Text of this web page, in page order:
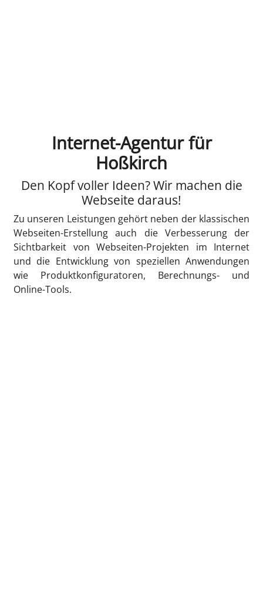
Internet-Agentur für
Hoßkirch
Den Kopf voller Ideen? Wir machen die
Webseite daraus!
Zu unseren Leistungen gehört neben der klassischen
Webseiten-Erstellung auch die Verbesserung der
Sichtbarkeit von Webseiten-Projekten im Internet
und die Entwicklung von speziellen Anwendungen
wie Produktkonfiguratoren, Berechnungs- und
Online-Tools.